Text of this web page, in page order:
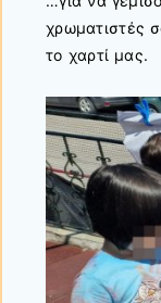
χρωματιστές
το χαρτί μας.